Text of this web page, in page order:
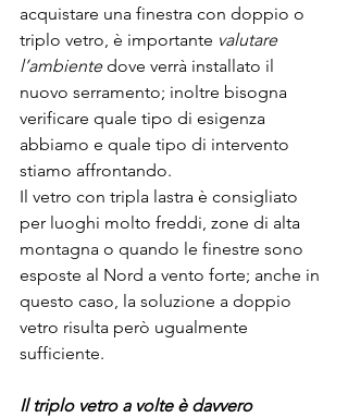
acquistare una finestra con doppio o
triplo vetro, è importante valutare
l’ambiente dove verrà installato il
nuovo serramento; inoltre bisogna
verificare quale tipo di esigenza
abbiamo e quale tipo di intervento
stiamo affrontando.
Il vetro con tripla lastra è consigliato
per luoghi molto freddi, zone di alta
montagna o quando le finestre sono
esposte al Nord a vento forte; anche in
questo caso, la soluzione a doppio
vetro risulta però ugualmente
sufficiente.
Il triplo vetro a volte è davvero